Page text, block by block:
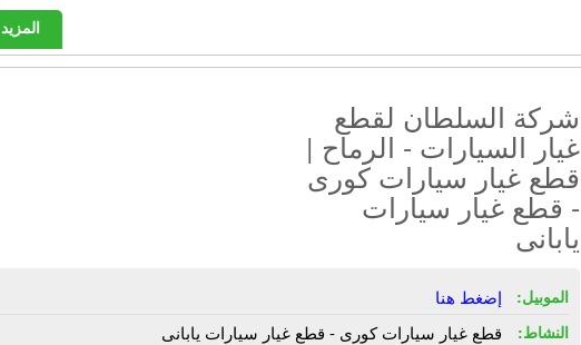
المزيد
شركة السلطان لقطع
غيار السيارات - الرماح |
قطع غيار سيارات كورى
- قطع غيار سيارات
يابانى
الموبيل: إضغط هنا
النشاط: قطع غيار سيارات كورى - قطع غيار سيارات يابانى